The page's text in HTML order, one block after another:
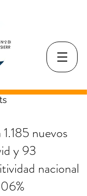
nuevos
y 93
nacional